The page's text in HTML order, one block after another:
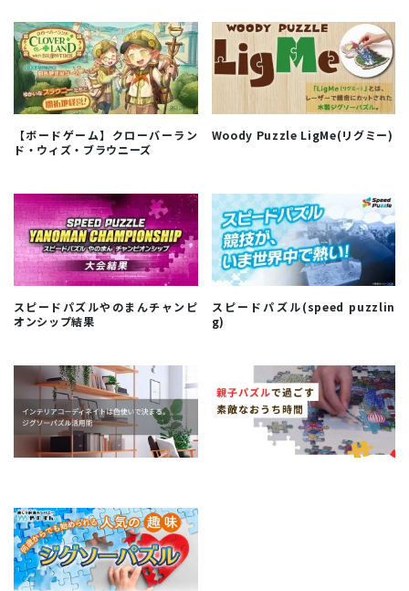
【ボードゲーム】クローバーラン
ド・ウィズ・ブラウニーズ
Woody Puzzle LigMe(リグミー)
スピードパズルやのまんチャンピ
オンシップ結果
スピードパズル(speed puzzlin
g)